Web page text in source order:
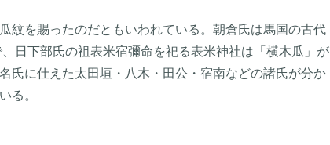
紋を賜ったのだともいわれている。朝倉氏は馬国の古代
日下部氏の祖表米宿彌命を祀る表米神社は「横木瓜」が
氏に仕えた太田垣・八木・田公・宿南などの諸氏が分か
る。